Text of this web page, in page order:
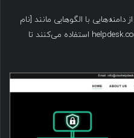
با الگوهایی مانند [نام
شرکت]-helpdesk.com یا [نام شرکت]helpdesk.com استفاده می‌کنند تا